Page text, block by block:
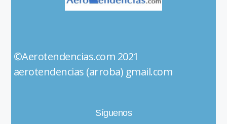
©Aerotendencias.com 2021
aerotendencias (arroba) gmail.com
Síguenos